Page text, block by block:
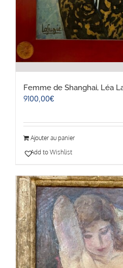
Femme de Shanghai, Léa
9100,00€
Ajouter au panier
Add to Wishlist